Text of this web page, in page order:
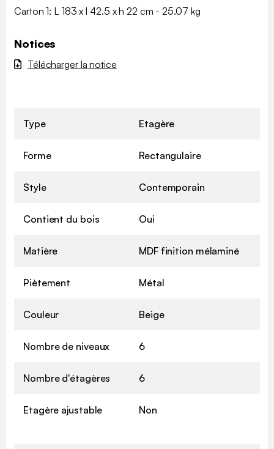
Carton 1: L 183 x l 42.5 x h 22 cm - 25.07 kg
Notices
Télécharger la notice
Type Etagère
Forme Rectangulaire
Style Contemporain
Contient du bois Oui
Matière MDF finition mélaminé
Piètement Métal
Couleur Beige
Nombre de niveaux 6
Nombre d'étagères 6
Etagère ajustable Non